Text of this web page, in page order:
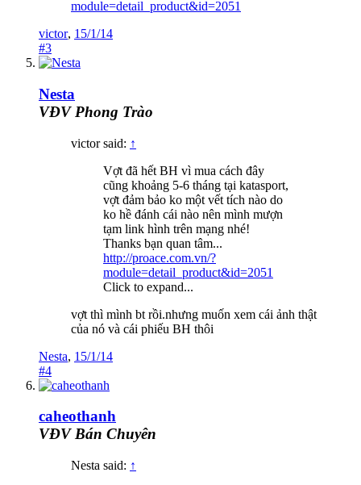
module=detail_product&id=2051
victor, 15/1/14
#3
Nesta
VĐV Phong Trào
victor said: ↑
Vợt đã hết BH vì mua cách đây
cũng khoảng 5-6 tháng tại katasport,
vợt đảm bảo ko một vết tích nào do
ko hề đánh cái nào nên mình mượn
tạm link hình trên mạng nhé!
Thanks bạn quan tâm...
http://proace.com.vn/?
module=detail_product&id=2051
Click to expand...
vợt thì mình bt rồi.nhưng muốn xem cái ảnh thật
của nó và cái phiếu BH thôi
Nesta, 15/1/14
#4
caheothanh
VĐV Bán Chuyên
Nesta said: ↑